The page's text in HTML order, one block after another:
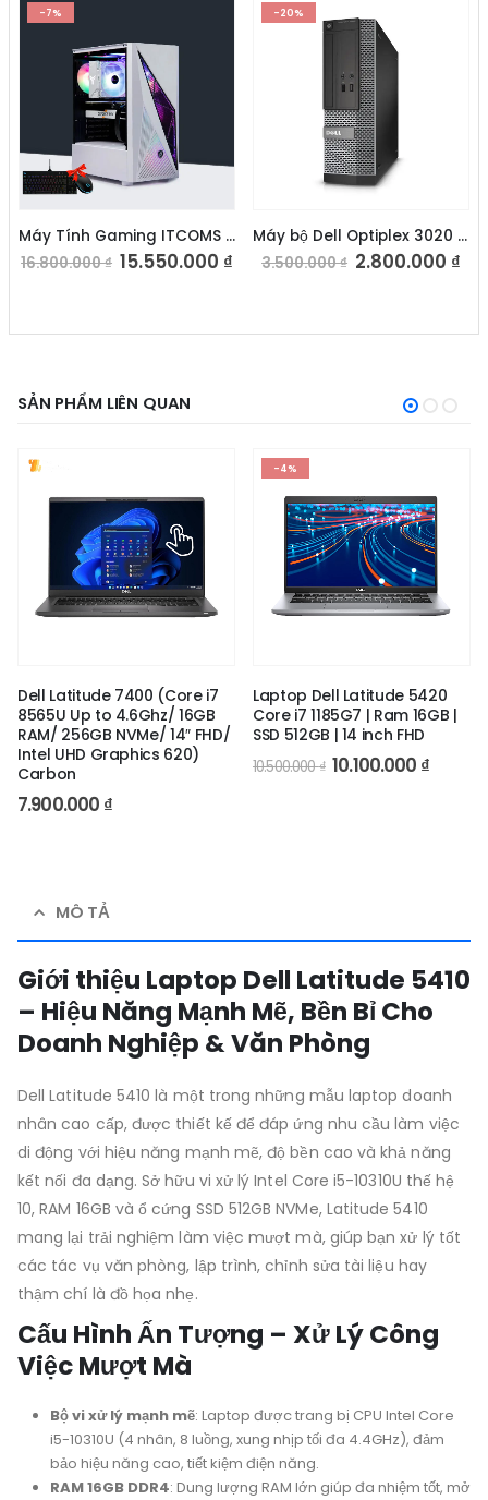
-7%
Máy Tính Gaming ITCOMS I5 12400F/RX560
16.800.000₫ 15.550.000 ₫
-20%
Máy bộ Dell Optiplex 3020 SFF – Intel Core i3 4160
3.500.000₫ 2.800.000 ₫
SẢN PHẨM LIÊN QUAN
Dell Latitude 7400 (Core i7
8565U Up to 4.6Ghz/ 16GB
RAM/ 256GB NVMe/ 14″ FHD/
Intel UHD Graphics 620)
Carbon
7.900.000 ₫
-4%
Laptop Dell Latitude 5420
Core i7 1185G7 | Ram 16GB |
SSD 512GB | 14 inch FHD
10.500.000₫ 10.100.000 ₫
MÔ TẢ
Giới thiệu Laptop Dell Latitude 5410
– Hiệu Năng Mạnh Mẽ, Bền Bỉ Cho
Doanh Nghiệp & Văn Phòng
Dell Latitude 5410 là một trong những mẫu laptop doanh
nhân cao cấp, được thiết kế để đáp ứng nhu cầu làm việc
di động với hiệu năng mạnh mẽ, độ bền cao và khả năng
kết nối đa dạng. Sở hữu vi xử lý Intel Core i5-10310U thế hệ
10, RAM 16GB và ổ cứng SSD 512GB NVMe, Latitude 5410
mang lại trải nghiệm làm việc mượt mà, giúp bạn xử lý tốt
các tác vụ văn phòng, lập trình, chỉnh sửa tài liệu hay
thậm chí là đồ họa nhẹ.
Cấu Hình Ấn Tượng – Xử Lý Công
Việc Mượt Mà
Bộ vi xử lý mạnh mẽ: Laptop được trang bị CPU Intel Core
i5-10310U (4 nhân, 8 luồng, xung nhịp tối đa 4.4GHz), đảm
bảo hiệu năng cao, tiết kiệm điện năng.
RAM 16GB DDR4: Dung lượng RAM lớn giúp đa nhiệm tốt, mở